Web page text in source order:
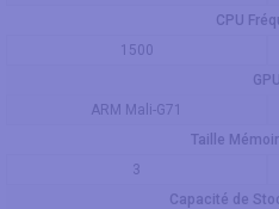
CPU
1500
GPU
ARM Mali-G71
Taille
3
Capacité de